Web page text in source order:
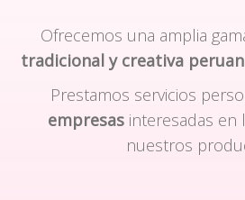
Ofrecemos una amplia
tradicional y creativa
Prestamos servicios
empresasinteresadas en
nuestros